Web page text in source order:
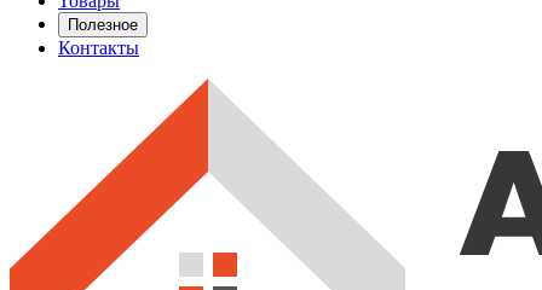
Полезное
Контакты